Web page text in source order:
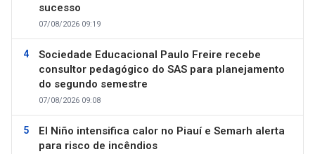
sucesso
07/08/2026 09:19
Sociedade Educacional Paulo Freire recebe
consultor pedagógico do SAS para planejamento
do segundo semestre
07/08/2026 09:08
El Niño intensifica calor no Piauí e Semarh alerta
para risco de incêndios